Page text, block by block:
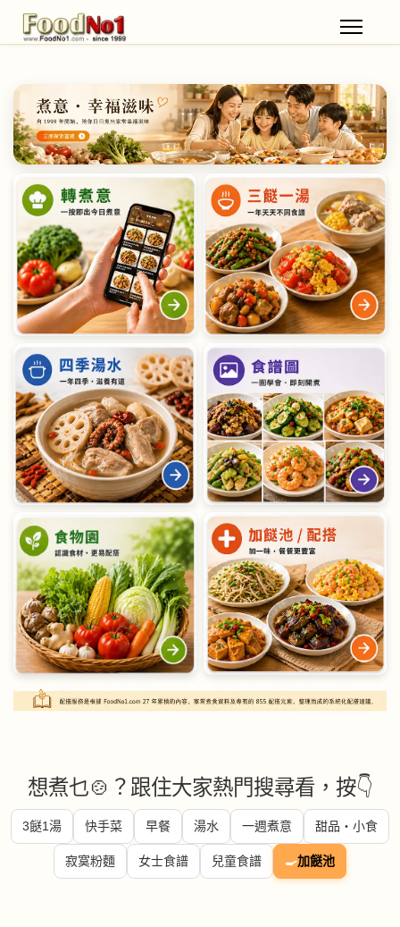
想煮乜🍲？跟住大家熱門搜尋看，按👇
3餸1湯 快手菜 早餐 湯水 一週煮意 甜品・小食
寂寞粉麵 女士食譜 兒童食譜 🍳加餸池